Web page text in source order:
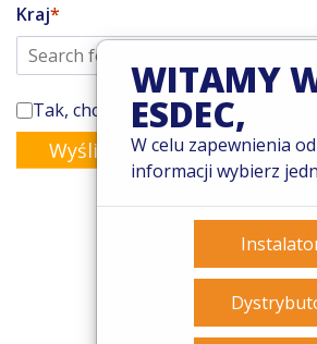
Kraj
Tak, chcę zapisać się do
Wyślij
© 2026 Esdec. Wszelkie prawa
Patenty
Zasady i warunki
WITAMY
ESDEC,
W celu zapewnienia
informacji wybierz